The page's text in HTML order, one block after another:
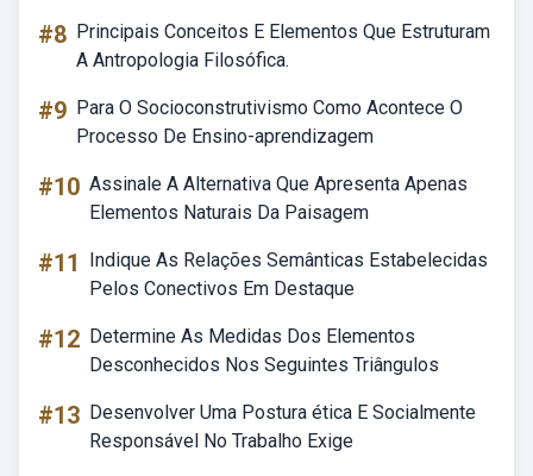
#8 Principais Conceitos E Elementos Que Estruturam
A Antropologia Filosófica.
#9 Para O Socioconstrutivismo Como Acontece O
Processo De Ensino-aprendizagem
#10 Assinale A Alternativa Que Apresenta Apenas
Elementos Naturais Da Paisagem
#11
Indique As Relações Semânticas Estabelecidas
Pelos Conectivos Em Destaque
#12 Determine As Medidas Dos Elementos
Desconhecidos Nos Seguintes Triângulos
#13 Desenvolver Uma Postura ética E Socialmente
Responsável No Trabalho Exige